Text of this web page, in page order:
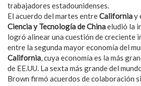
trabajadores estadounidenses.
El acuerdo del martes entreCaliforniay
Ciencia y Tecnología de Chinaeludió la
logró alinear una cuestión de creciente
entre la segunda mayor economía del
California, cuya economía es la más
de EE.UU. La sexta más grande del
Brown firmó acuerdos de colaboración